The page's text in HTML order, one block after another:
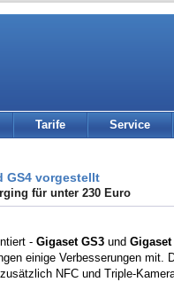
Tarife Service
GS4 vorgestellt
für unter 230 Euro
- Gigaset GS3 und Gigaset
einige Verbesserungen mit.
NFC und Triple-